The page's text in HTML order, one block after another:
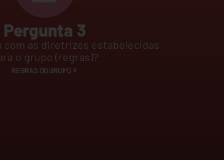
Pergunta 3
com as diretrizes estabelecidas
o grupo (regras)?
REGRAS DO GRUPO